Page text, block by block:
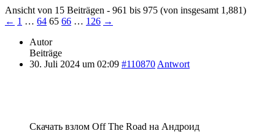
Ansicht von 15 Beiträgen - 961 bis 975 (von insgesamt 1,881)
← 1 … 64 65 66 … 126 →
Autor
Beiträge
30. Juli 2024 um 02:09 #110870 Antwort
Скачать взлом Off The Road на Андроид